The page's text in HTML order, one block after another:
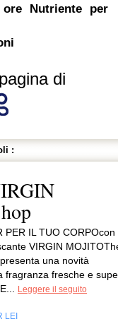
ore Nutriente per
di
:
PER IL TUO CORPOcon
VIRGIN
una novità
fragranza fresche e
Leggere il seguito
LEI